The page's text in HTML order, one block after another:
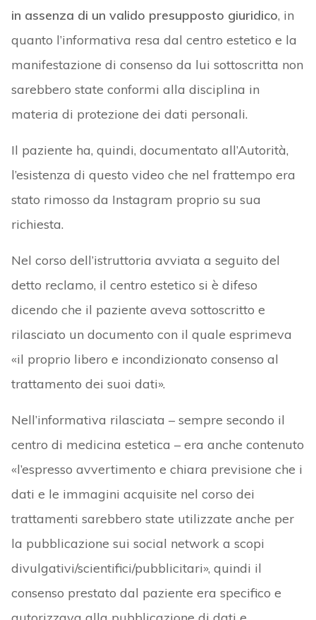
in assenza di un valido presupposto giuridico, in
quanto l’informativa resa dal centro estetico e la
manifestazione di consenso da lui sottoscritta non
sarebbero state conformi alla disciplina in
materia di protezione dei dati personali.
Il paziente ha, quindi, documentato all’Autorità,
l’esistenza di questo video che nel frattempo era
stato rimosso da Instagram proprio su sua
richiesta.
Nel corso dell’istruttoria avviata a seguito del
detto reclamo, il centro estetico si è difeso
dicendo che il paziente aveva sottoscritto e
rilasciato un documento con il quale esprimeva
«il proprio libero e incondizionato consenso al
trattamento dei suoi dati».
Nell’informativa rilasciata – sempre secondo il
centro di medicina estetica – era anche contenuto
«l’espresso avvertimento e chiara previsione che i
dati e le immagini acquisite nel corso dei
trattamenti sarebbero state utilizzate anche per
la pubblicazione sui social network a scopi
divulgativi/scientifici/pubblicitari», quindi il
consenso prestato dal paziente era specifico e